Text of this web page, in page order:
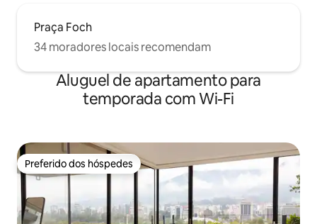
Praça Foch
34 moradores locais recomendam
Aluguel de apartamento para
temporada com Wi-Fi
Preferido dos hóspedes
Preferido dos hóspedes